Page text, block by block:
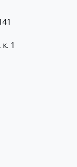
1